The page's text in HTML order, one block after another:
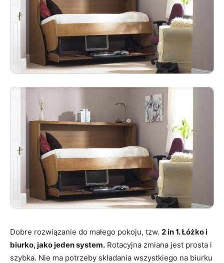
Dobre rozwiązanie do małego pokoju, tzw. 2 in 1. Łóżko i
biurko, jako jeden system. Rotacyjna zmiana jest prosta i
szybka. Nie ma potrzeby składania wszystkiego na biurku